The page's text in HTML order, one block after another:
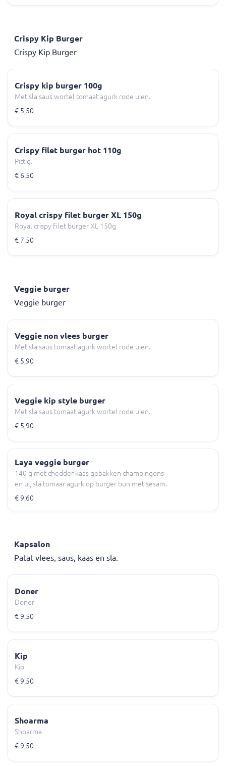
Crispy Kip Burger
Crispy Kip Burger
Crispy kip burger 100g
Met sla saus wortel tomaat agurk rode uien.
€ 5,50
Crispy filet burger hot 110g
Pittig.
€ 6,50
Royal crispy filet burger XL 150g
Royal crispy filet burger XL 150g
€ 7,50
Veggie burger
Veggie burger
Veggie non vlees burger
Met sla saus tomaat agurk wortel rode uien.
€ 5,90
Veggie kip style burger
Met sla saus tomaat agurk wortel rode uien.
€ 5,90
Laya veggie burger
140 g met chedder kaas gebakken champingons
en ui, sla tomaar agurk op burger bun met sesam.
€ 9,60
Kapsalon
Patat vlees, saus, kaas en sla.
Doner
Doner
€ 9,50
Kip
Kip
€ 9,50
Shoarma
Shoarma
€ 9,50